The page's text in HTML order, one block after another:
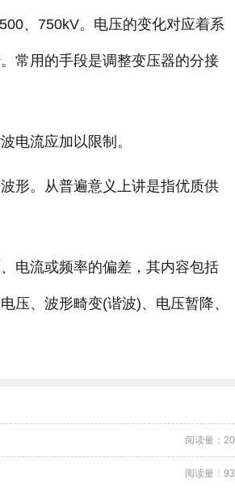
、750kV。电压的变化对应着系
常用的手段是调整变压器的分接
电流应加以限制。
形。从普遍意义上讲是指优质供
电流或频率的偏差，其内容包括
压、波形畸变(谐波)、电压暂降、
阅读量：20
阅读量：93